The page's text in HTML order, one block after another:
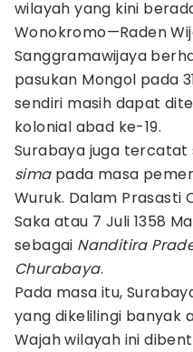
wilayah yang kini
Wonokromo—Raden
Sanggramawijaya
pasukan Mongol pada
sendiri masih dapat
kolonial abad ke-19.
Surabaya juga tercatat
simapada masa
Wuruk. Dalam Prasasti
Saka atau 7 Juli 1358
sebagai Nanditira
Churabaya.
Pada masa itu,
yang dikelilingi banyak
Wajah wilayah ini